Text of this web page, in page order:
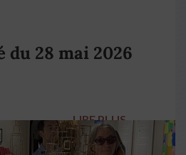
du 28 mai 2026
LIRE PLUS →